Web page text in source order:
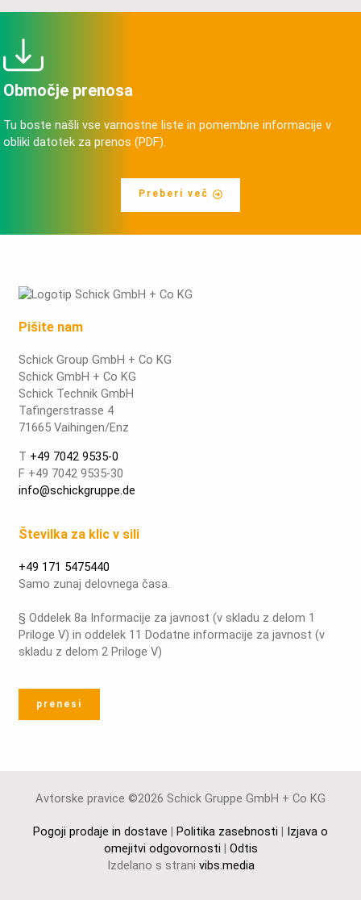
Območje prenosa
Tu boste našli vse varnostne liste in pomembne informacije v
obliki datotek za prenos (PDF).
Preberi več
Pišite nam
Schick Group GmbH + Co KG
Schick GmbH + Co KG
Schick Technik GmbH
Tafingerstrasse 4
71665 Vaihingen/Enz
T +49 7042 9535-0
F +49 7042 9535-30
info@schickgruppe.de
Številka za klic v sili
+49 171 5475440
Samo zunaj delovnega časa.
§ Oddelek 8a Informacije za javnost (v skladu z delom 1
Priloge V) in oddelek 11 Dodatne informacije za javnost (v
skladu z delom 2 Priloge V)
prenesi
Avtorske pravice ©2026 Schick Gruppe GmbH + Co KG
Pogoji prodaje in dostave | Politika zasebnosti | Izjava o
omejitvi odgovornosti | Odtis
Izdelano s strani vibs.media